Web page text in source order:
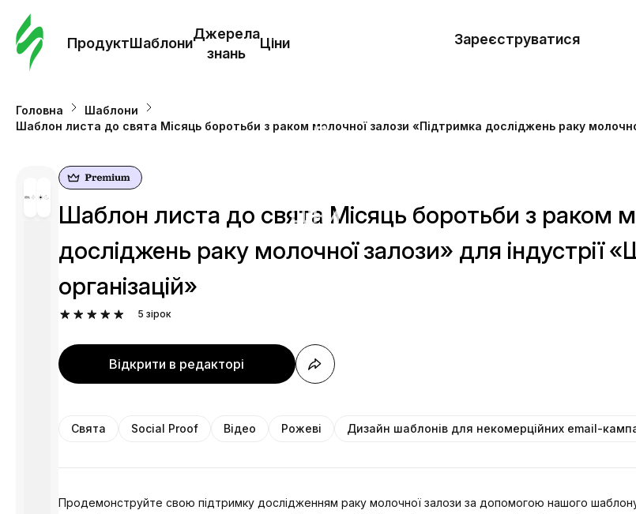
ПродуктШаблони
Джерела
знань
Ціни
Джерела
Ціни
Зареєструватися
Головна
Шаблони
Шаблон листа до свята Місяць боротьби з раком молочної залози «Підтримка досліджень раку
Шаблон листа до свята Місяць боротьби з раком
досліджень раку молочної залози» для індустрії
організацій»
5 зірок
Відкрити в редакторі
Свята Social Proof Відео Рожеві Дизайн шаблонів для некомерційних email-
Продемонструйте свою підтримку дослідженням раку молочної залози за допомогою нашого